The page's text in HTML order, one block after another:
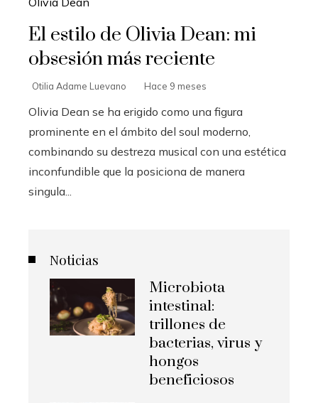
El estilo de Olivia Dean: mi
obsesión más reciente
Otilia Adame Luevano Hace 9 meses
Olivia Dean se ha erigido como una figura
prominente en el ámbito del soul moderno,
combinando su destreza musical con una estética
inconfundible que la posiciona de manera
singula...
Noticias
Microbiota
intestinal:
trillones de
bacterias, virus y
hongos
beneficiosos